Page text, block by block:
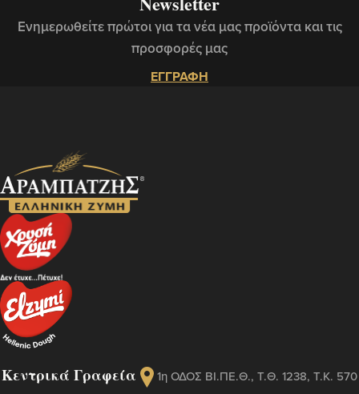
Ενημερωθείτε πρώτοι για τα νέα μας προϊόντα και τις
προσφορές μας
ΕΓΓΡΑΦΗ
Κεντρικά Γραφεία
1η ΟΔΟΣ ΒΙ.ΠΕ.Θ., Τ.Θ. 1238, Τ.Κ. 570